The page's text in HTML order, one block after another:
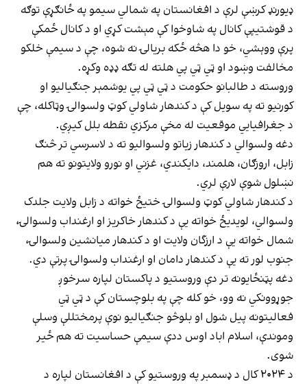
ډيورنډ کرښې لرې د افغانستان په شمالي سيمو په ځانګړې توګه
د قوشتيپې کانال په شاوخوا کې مېشت کړي او د کانال ځمکې
پرې ووېشي، خو دا هڅه ځکه بریالۍ نه شوه، چې د سيمې خلکو
مخالفت وښود او ټي ټي پي هلته له تګه ډډه وکړه.
وروسته د طالبانو حکومت د ټي ټي پي یوشمېر جنګياليو او
کورنیو ته په سويل کې د کندهار شاولي کوټ ولسوالۍ وټاکله، چې
د جغرافيايي موقعیت له مخې مرکزي نقطه بلل کيږي.
دغه ولسوالي د کندهار زياتو ولسواليو ته د لاسرسي تر څنګ
زابل، اروزګان، هلمند، دایکندي، غزني او نورو ولایتونو ته هم
نښلول شوې لارې لري.
د کندهار شاولي کوټ ولسوالۍ ختيځ خواته د زابل ولايت جلدک
ولسوالي، لويديځ خواته يې د کندهار خاکريز او ارغنداب ولسوالۍ،
شمال خواته يې د ارزگان ولايت او د کندهار ميانشين ولسوالۍ،
جنوب لور ته يې د کندهار دامان او ارغنداب ولسوالۍ پرتې دي.
دغه پټنځایونه تر دې وروستیو د پاکستان لپاره سرخوږ
جوړوونکي نه وو، خو کله چې په بلوچستان کې د ټي ټي
فعالیتونه پیل شول او بلوڅو جنګیالیو نوې پرمختللې وسلې
وموندې، اسلام اباد اوس ددې سیمې حساسیت ته هم ځیر
شوی.
د ۲۰۲۴ کال د ډسمبر په وروستیو کې د افغانستان لپاره د